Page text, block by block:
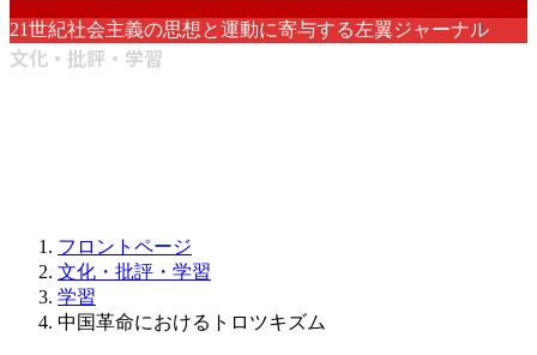
21世紀社会主義の思想と運動に寄与する左翼ジャーナル
文化・批評・学習
フロントページ
文化・批評・学習
学習
中国革命におけるトロツキズム